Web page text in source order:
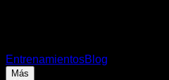
EntrenamientosBlog
Más